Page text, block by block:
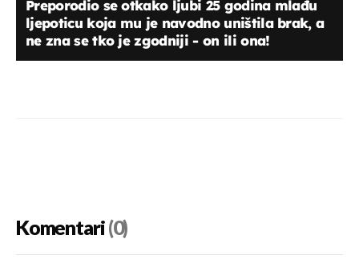
Preporodio se otkako ljubi 25 godina mlađu
ljepoticu koja mu je navodno uništila brak, a
ne zna se tko je zgodniji - on ili ona!
Komentari(0)